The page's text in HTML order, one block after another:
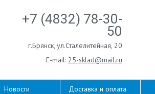
+7 (4832) 78-30-
50
г.Брянск, ул.Сталелитейная, 20
E-mail: 25-sklad@mail.ru
Новости Доставка и оплата